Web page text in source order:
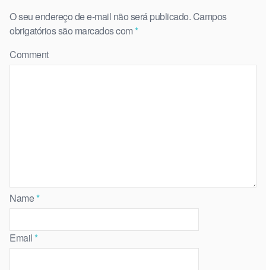
O seu endereço de e-mail não será publicado.Campos
obrigatórios são marcados com*
Comment
Name*
Email*